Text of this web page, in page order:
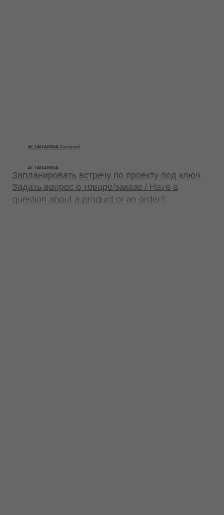
ALTAGAMMA
Задать вопрос о товаре/заказе / Have a
question about a product or an order?
ALTAGAMMA Contract
Запланировать встречу по проекту под ключ